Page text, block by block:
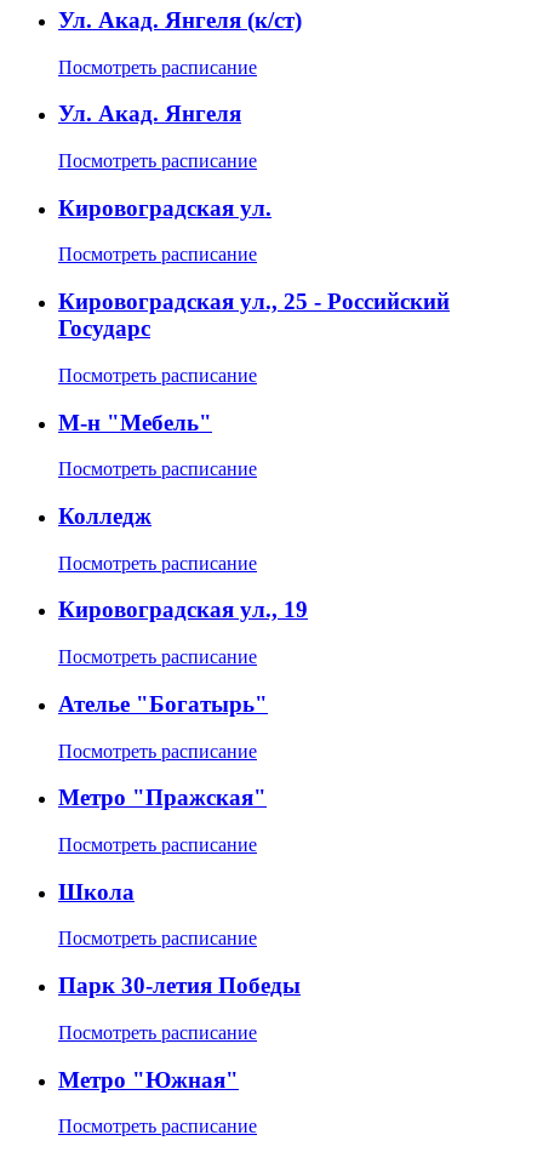
Ул. Акад. Янгеля (к/ст)
Посмотреть расписание
Ул. Акад. Янгеля
Посмотреть расписание
Кировоградская ул.
Посмотреть расписание
Кировоградская ул., 25 - Российский
Государс
Посмотреть расписание
М-н "Мебель"
Посмотреть расписание
Колледж
Посмотреть расписание
Кировоградская ул., 19
Посмотреть расписание
Ателье "Богатырь"
Посмотреть расписание
Метро "Пражская"
Посмотреть расписание
Школа
Посмотреть расписание
Парк 30-летия Победы
Посмотреть расписание
Метро "Южная"
Посмотреть расписание